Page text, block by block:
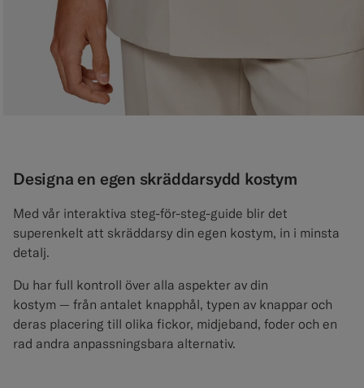
Designa en egen skräddarsydd kostym
Med vår interaktiva steg-för-steg-guide blir det
superenkelt att skräddarsy din egen kostym, in i minsta
detalj.
Du har full kontroll över alla aspekter av din
kostym — från antalet knapphål, typen av knappar och
deras placering till olika fickor, midjeband, foder och en
rad andra anpassningsbara alternativ.